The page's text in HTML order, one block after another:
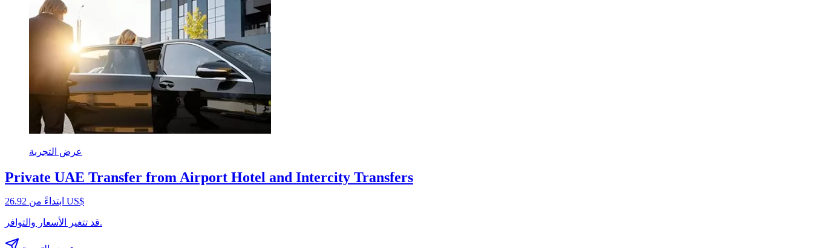
عرض التجربة
Private UAE Transfer from Airport Hotel and Intercity Transfers
ابتداءً من ‏26.92 US$
قد تتغير الأسعار والتوافر.